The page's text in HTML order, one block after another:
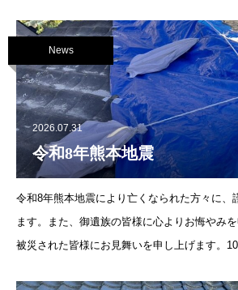
News
2026.07.31
令和8年熊本地震
令和8年熊本地震により亡くなられた方々に、
ます。また、御遺族の皆様に心よりお悔やみを
被災された皆様にお見舞いを申し上げます。